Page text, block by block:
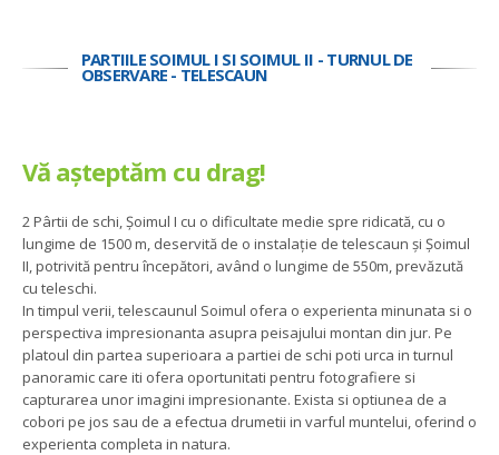
PARTIILE SOIMUL I SI SOIMUL II - TURNUL DE
OBSERVARE - TELESCAUN
Vă așteptăm cu drag!
2 Pârtii de schi, Șoimul I cu o dificultate medie spre ridicată, cu o
lungime de 1500 m, deservită de o instalație de telescaun și Șoimul
II, potrivită pentru începători, având o lungime de 550m, prevăzută
cu teleschi.
In timpul verii, telescaunul Soimul ofera o experienta minunata si o
perspectiva impresionanta asupra peisajului montan din jur. Pe
platoul din partea superioara a partiei de schi poti urca in turnul
panoramic care iti ofera oportunitati pentru fotografiere si
capturarea unor imagini impresionante. Exista si optiunea de a
cobori pe jos sau de a efectua drumetii in varful muntelui, oferind o
experienta completa in natura.